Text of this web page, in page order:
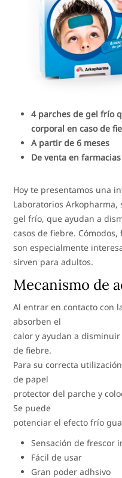
4 parches de gel frío
corporal en caso de
A partir de 6 meses
De venta en farmacias
Hoy te presentamos una
Laboratorios
gel frío, que ayudan a
casos de fiebre.
son especialmente
sirven para adultos.
Mecanismo de
Al entrar en contacto con
absorben el
calor y ayudan a
de fiebre.
Para su correcta
de papel
protector del parche y
Se puede
potenciar el efecto frío
Sensación de frescor
Fácil de usar
Gran poder adhsivo